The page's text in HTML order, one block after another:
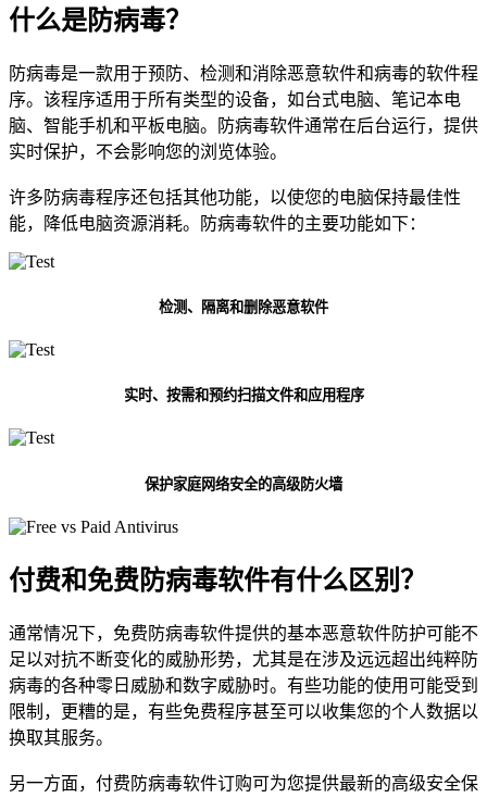
什么是防病毒？
防病毒是一款用于预防、检测和消除恶意软件和病毒的软件程
序。该程序适用于所有类型的设备，如台式电脑、笔记本电
脑、智能手机和平板电脑。防病毒软件通常在后台运行，提供
实时保护，不会影响您的浏览体验。
许多防病毒程序还包括其他功能，以使您的电脑保持最佳性
能，降低电脑资源消耗。防病毒软件的主要功能如下：
检测、隔离和删除恶意软件
实时、按需和预约扫描文件和应用程序
保护家庭网络安全的高级防火墙
付费和免费防病毒软件有什么区别？
通常情况下，免费防病毒软件提供的基本恶意软件防护可能不
足以对抗不断变化的威胁形势，尤其是在涉及远远超出纯粹防
病毒的各种零日威胁和数字威胁时。有些功能的使用可能受到
限制，更糟的是，有些免费程序甚至可以收集您的个人数据以
换取其服务。
另一方面，付费防病毒软件订购可为您提供最新的高级安全保